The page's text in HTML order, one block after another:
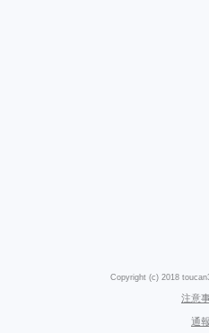
Copyright (c) 2018
注意
通報